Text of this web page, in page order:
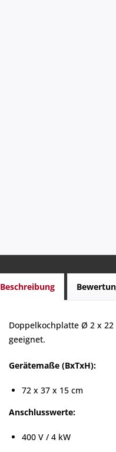
Beschreibung
Doppelkochplatte Ø 2 x
geeignet.
Gerätemaße (BxTxH):
72 x 37 x 15 cm
Anschlusswerte:
400 V / 4 kW